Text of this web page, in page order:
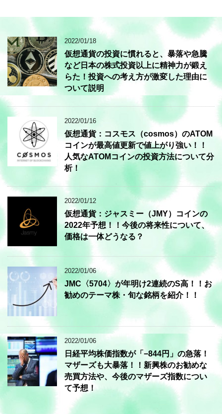
2022/01/18
仮想通貨の投資に慣れると、暴落や急騰
など日本の株式投資以上に精神力が鍛え
らた！投資への考え方が激変した理由に
ついて説明
2022/01/16
仮想通貨：コスモス（cosmos）のATOM
コインが最高値更新で値上がり強い！！
人気なATOMコインの投資方法について分
析！
2022/01/12
仮想通貨：ジャスミー（JMY）コインの
2022年予想！！今後の将来性について、
価格は一体どうなる？
2022/01/06
JMC〈5704〉が年明け2連続のS高！！お
勧めのテーマ株・旬な銘柄を紹介！！
2022/01/06
日経平均株価指数が「−844円」の急落！
マザーズも大暴落！！新興株のお勧めな
売買方法や、今後のマザーズ指数につい
て予想！